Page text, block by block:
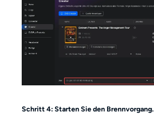
Schritt 4: Starten Sie den Brennvorgang.